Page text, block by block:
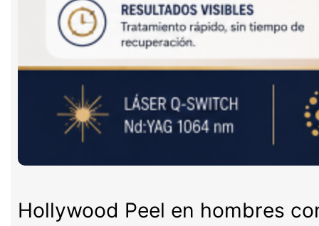
Hollywood Peel en hombres